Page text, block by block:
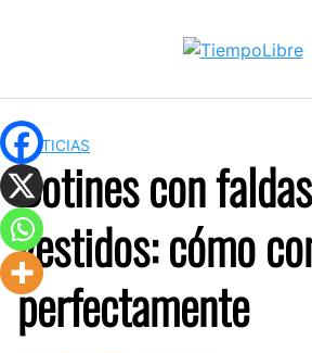
NOTICIAS
Botines con
vestidos: cómo
perfectamente